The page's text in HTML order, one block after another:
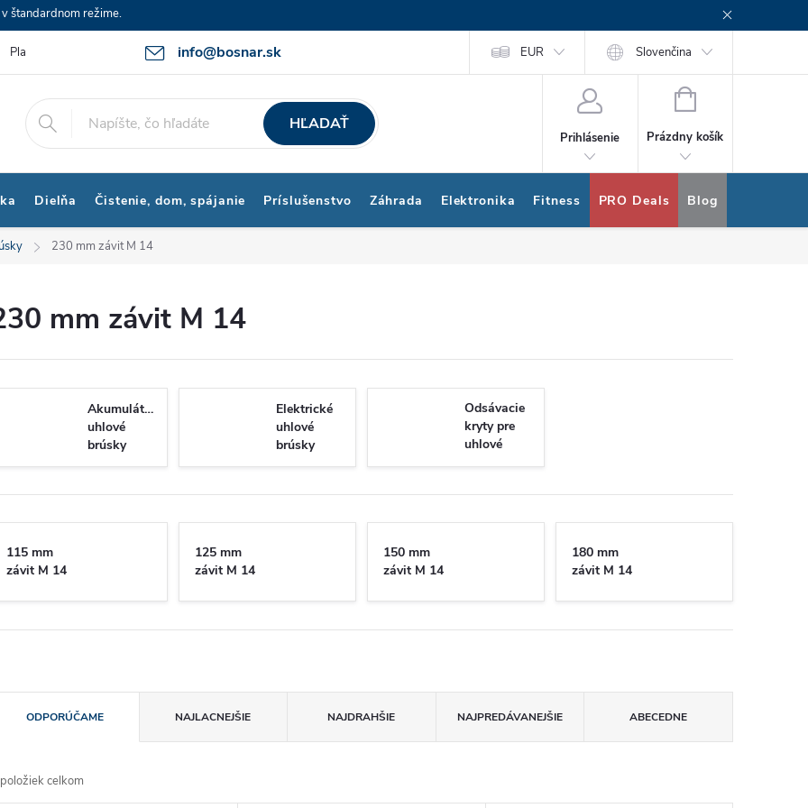
štandardnom režime.
info@bosnar.sk
Platby a Doprava Kontakty Obchodné podmienky Nákup na splátky Quatro
EUR Slovenčina
HĽADAŤ
Prihlásenie
NÁKUPNÝ
Prázdny košík
Dielňa Čistenie, dom, spájanie Príslušenstvo Záhrada Elektronika Fitness PRO Deals Blog
230 mm závit M 14
mm závit M 14
Akumulátorové
uhlové
brúsky
Elektrické
uhlové
brúsky
Odsávacie
kryty pre
uhlové
brúsky
115 mm
závit M 14
125 mm
závit M 14
150 mm
závit M 14
180 mm
závit M 14
ODPORÚČAME NAJLACNEJŠIE NAJDRAHŠIE NAJPREDÁVANEJŠIE ABECEDNE
položiek celkom